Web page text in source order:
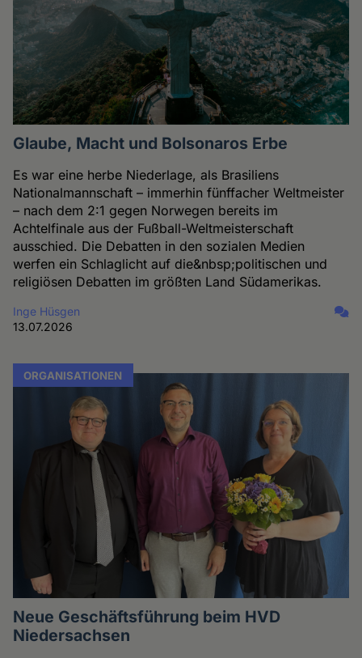
Glaube, Macht und Bolsonaros Erbe
Es war eine herbe Niederlage, als Brasiliens
Nationalmannschaft – immerhin fünffacher Weltmeister
– nach dem 2:1 gegen Norwegen bereits im
Achtelfinale aus der Fußball-Weltmeisterschaft
ausschied. Die Debatten in den sozialen Medien
werfen ein Schlaglicht auf die&nbsp;politischen und
religiösen Debatten im größten Land Südamerikas.
Inge Hüsgen
13.07.2026
ORGANISATIONEN
Neue Geschäftsführung beim HVD
Niedersachsen